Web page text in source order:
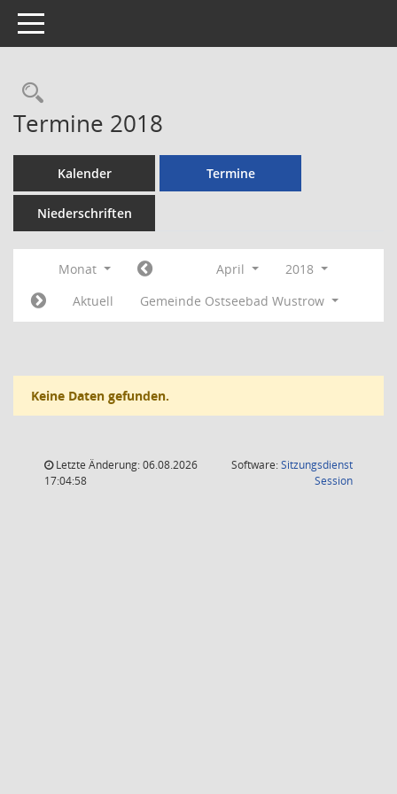
Toggle navigation
Rechercheauswahl
Termine 2018
Kalender Termine
Niederschriften
Monat April
2018
Aktuell
Gemeinde Ostseebad Wustrow
Keine Daten gefunden.
Letzte Änderung: 06.08.2026
17:04:58
Software:Sitzungsdienst
Session(Wird in